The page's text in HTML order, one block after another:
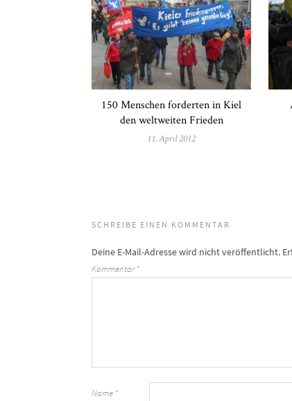
150 Menschen forderten in Kiel
den weltweiten Frieden
11. April 2012
SCHREIBE EINEN KOMMENTAR
Deine E-Mail-Adresse wird nicht veröffentlicht.
Kommentar*
Name *